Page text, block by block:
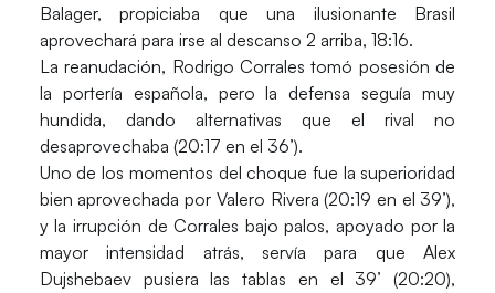
Balager, propiciaba que una ilusionante Brasil
aprovechará para irse al descanso 2 arriba, 18:16.
La reanudación, Rodrigo Corrales tomó posesión de
la portería española, pero la defensa seguía muy
hundida, dando alternativas que el rival no
desaprovechaba (20:17 en el 36’).
Uno de los momentos del choque fue la superioridad
bien aprovechada por Valero Rivera (20:19 en el 39’),
y la irrupción de Corrales bajo palos, apoyado por la
mayor intensidad atrás, servía para que Alex
Dujshebaev pusiera las tablas en el 39’ (20:20),